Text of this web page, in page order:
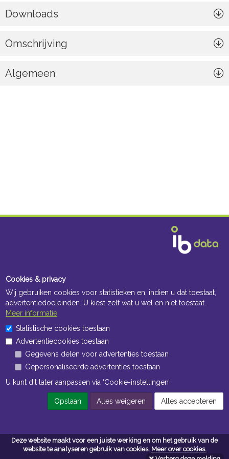
Deze website maakt voor een juiste werking en om het gebruik van de
website te analyseren gebruik van cookies. Meer over cookies.
Downloads
Omschrijving
Algemeen
Openingstijden Kantoor
ma t/m vr 8:30 uur tot 17:00 uur
Openingstijden Magazijn
ma t/m vr 7:00 uur tot 16:30 uur
Algemene voorwaarden
Cookies & privacy
Wij gebruiken cookies voor statistieken en, indien u dat toestaat,
advertentiedoeleinden. U kiest zelf wat u wel en niet toestaat.
Meer informatie
Statistische cookies toestaan
Advertentiecookies toestaan
Gegevens delen voor advertenties toestaan
Gepersonaliseerde advertenties toestaan
U kunt dit later aanpassen via ‘Cookie-instellingen’.
Opslaan Alles weigeren Alles accepteren